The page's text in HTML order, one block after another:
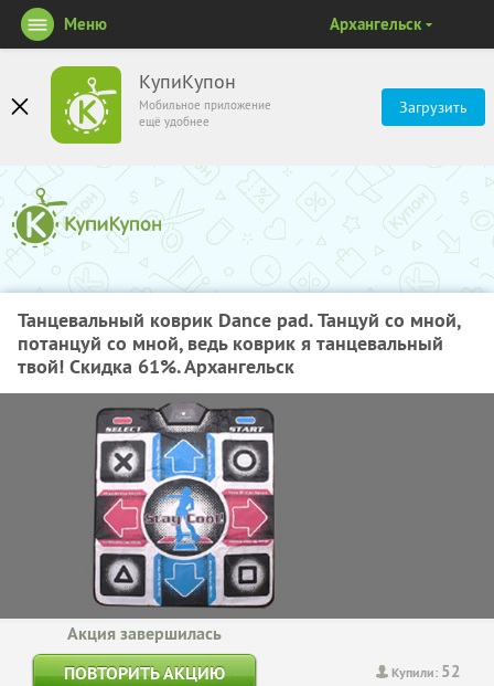
КупиКупон
Мобильное приложение
ещё удобнее
Загрузить
Меню Архангельск
Танцевальный коврик Dance pad. Танцуй со мной,
потанцуй со мной, ведь коврик я танцевальный
твой! Скидка 61%. Архангельск
Купили: 52
Акция завершилась
ПОВТОРИТЬ АКЦИЮ